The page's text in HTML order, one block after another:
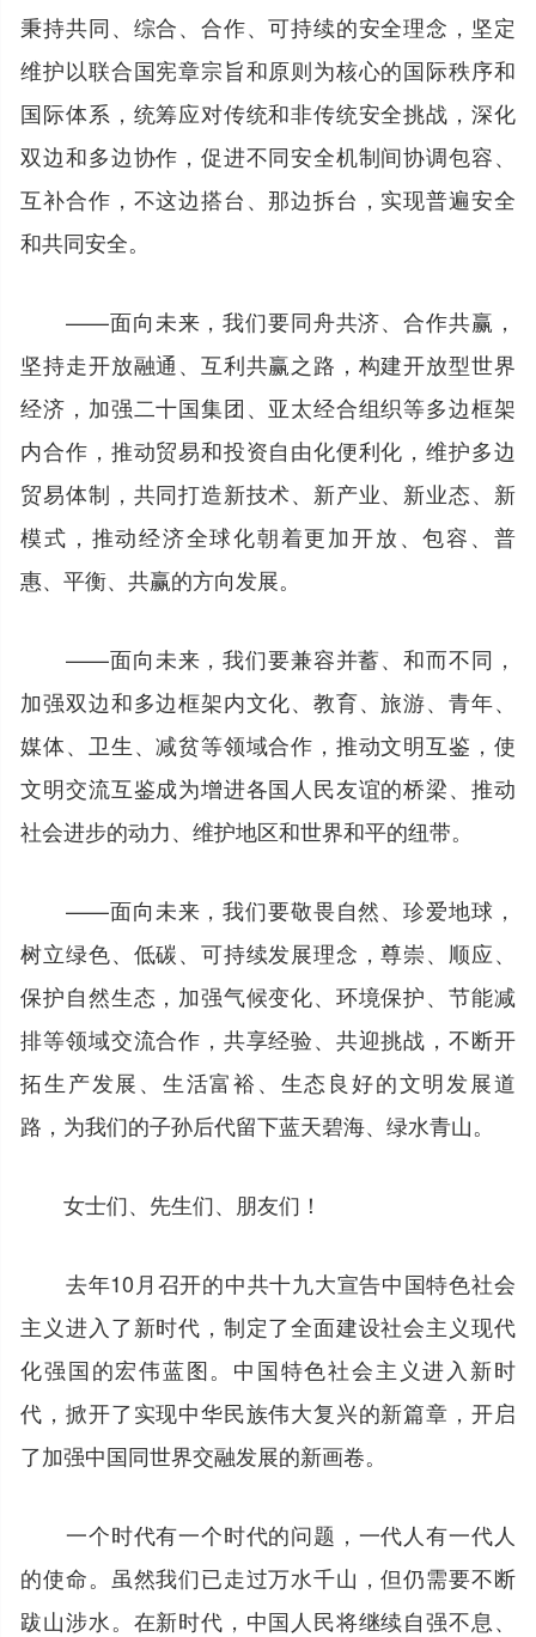
秉持共同、综合、合作、可持续的安全理念，坚定
维护以联合国宪章宗旨和原则为核心的国际秩序和
国际体系，统筹应对传统和非传统安全挑战，深化
双边和多边协作，促进不同安全机制间协调包容、
互补合作，不这边搭台、那边拆台，实现普遍安全
和共同安全。
——面向未来，我们要同舟共济、合作共赢，
坚持走开放融通、互利共赢之路，构建开放型世界
经济，加强二十国集团、亚太经合组织等多边框架
内合作，推动贸易和投资自由化便利化，维护多边
贸易体制，共同打造新技术、新产业、新业态、新
模式，推动经济全球化朝着更加开放、包容、普
惠、平衡、共赢的方向发展。
——面向未来，我们要兼容并蓄、和而不同，
加强双边和多边框架内文化、教育、旅游、青年、
媒体、卫生、减贫等领域合作，推动文明互鉴，使
文明交流互鉴成为增进各国人民友谊的桥梁、推动
社会进步的动力、维护地区和世界和平的纽带。
——面向未来，我们要敬畏自然、珍爱地球，
树立绿色、低碳、可持续发展理念，尊崇、顺应、
保护自然生态，加强气候变化、环境保护、节能减
排等领域交流合作，共享经验、共迎挑战，不断开
拓生产发展、生活富裕、生态良好的文明发展道
路，为我们的子孙后代留下蓝天碧海、绿水青山。
女士们、先生们、朋友们！
去年10月召开的中共十九大宣告中国特色社会
主义进入了新时代，制定了全面建设社会主义现代
化强国的宏伟蓝图。中国特色社会主义进入新时
代，掀开了实现中华民族伟大复兴的新篇章，开启
了加强中国同世界交融发展的新画卷。
一个时代有一个时代的问题，一代人有一代人
的使命。虽然我们已走过万水千山，但仍需要不断
跋山涉水。在新时代，中国人民将继续自强不息、